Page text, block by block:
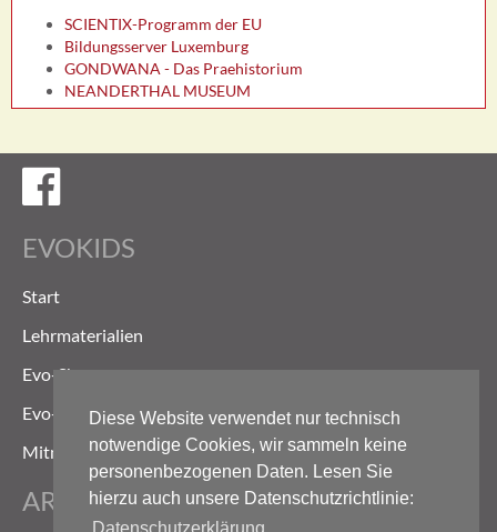
Diese Website verwendet nur technisch
notwendige Cookies, wir sammeln keine
personenbezogenen Daten. Lesen Sie
hierzu auch unsere Datenschutzrichtlinie:
SCIENTIX-Programm der EU
Bildungsserver Luxemburg
GONDWANA - Das Praehistorium
NEANDERTHAL MUSEUM
EVOKIDS
Start
Lehrmaterialien
Evo-Shop
Evo-Weg
Mitmachen
ARCHIV